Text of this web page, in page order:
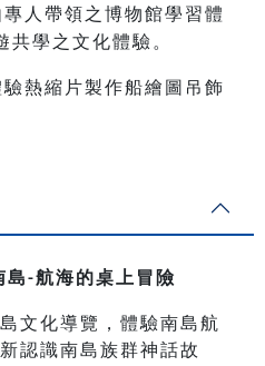
人帶領之博物館學習體
學之文化體驗。
熱縮片製作船繪圖吊飾
島-航海的桌上冒險
文化導覽，體驗南島航
認識南島族群神話故